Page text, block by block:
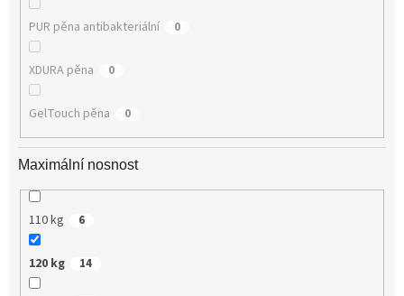
PUR pěna antibakteriální 0
XDURA pěna 0
GelTouch pěna 0
Maximální nosnost
110 kg 6
120 kg 14